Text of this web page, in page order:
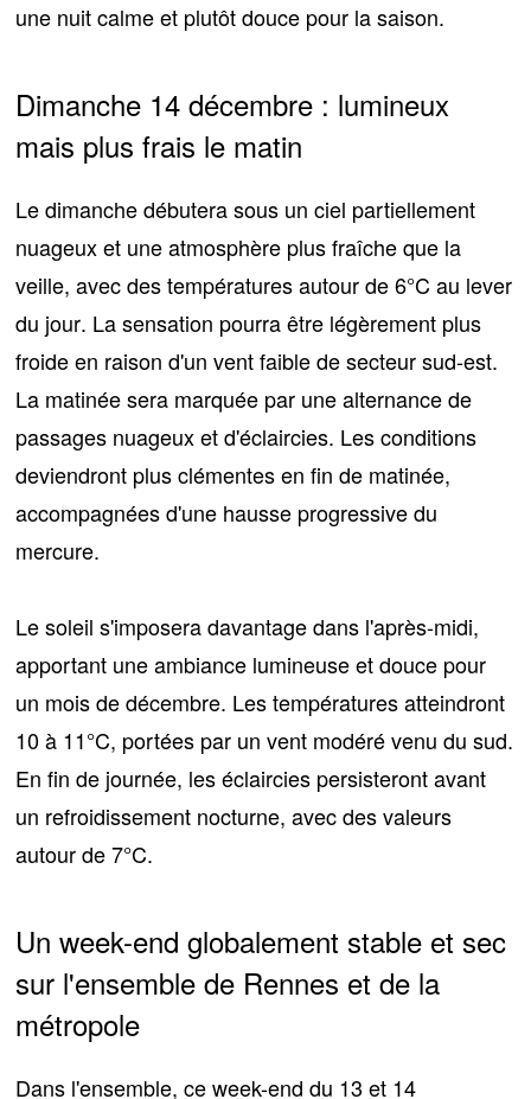
une nuit calme et plutôt douce pour la saison.
Dimanche 14 décembre : lumineux
mais plus frais le matin
Le dimanche débutera sous un ciel partiellement
nuageuxet une atmosphère plus fraîche que la
veille, avec des températures autour de6°C au lever
du jour. La sensation pourra être légèrement plus
froide en raison d'un vent faible de secteur sud-est.
La matinée sera marquée par une alternance de
passages nuageux et d'éclaircies. Les conditions
deviendront plus clémentes en fin de matinée,
accompagnées d'une hausse progressive du
mercure.
Le soleil s'imposera davantage dans l'après-midi,
apportant une ambiance lumineuse et douce pour
un mois de décembre. Les températures atteindront
10 à 11°C, portées par un vent modéré venu du sud.
En fin de journée, les éclaircies persisteront avant
un refroidissement nocturne, avec des valeurs
autour de7°C.
Un week-end globalement stable et sec
sur l'ensemble de Rennes et de la
métropole
Dans l'ensemble, ce week-end du 13 et 14